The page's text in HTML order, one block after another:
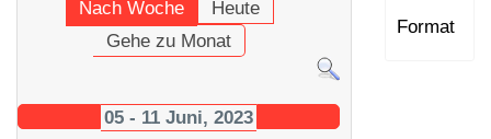
Nach Woche
Heute
Gehe zu Monat
05 - 11 Juni, 2023
Format